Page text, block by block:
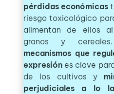
pérdidas económicas
riesgo toxicológico
alimentan de ellos
granos y
mecanismos que
expresiónes clave
de los cultivos y
perjudiciales a lo